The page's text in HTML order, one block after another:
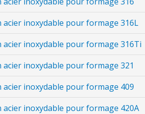
acier inoxydable pour formage 316L
acier inoxydable pour formage 316Ti
acier inoxydable pour formage 321
acier inoxydable pour formage 409
acier inoxydable pour formage 420A